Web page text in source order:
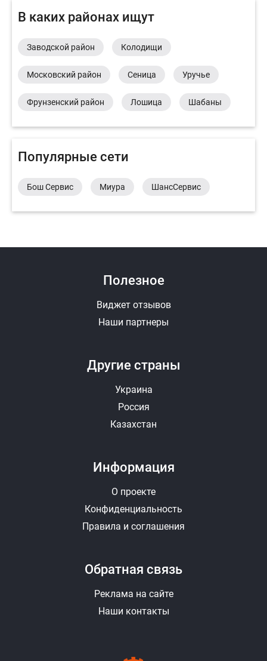
В каких районах ищут
Заводской район Колодищи
Московский район Сеница Уручье
Фрунзенский район Лошица Шабаны
Популярные сети
Бош Сервис Миура ШансСервис
Другие страны
Украина
Россия
Казахстан
Полезное
Виджет отзывов
Наши партнеры
Информация
О проекте
Конфиденциальность
Правила и соглашения
Обратная связь
Реклама на сайте
Наши контакты